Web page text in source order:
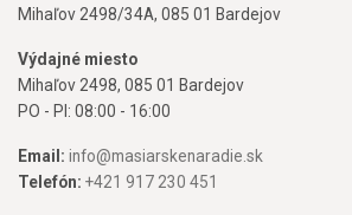
Mihaľov 2498/34A, 085 01 Bardejov
Výdajné miesto
Mihaľov 2498, 085 01 Bardejov
PO - PI: 08:00 - 16:00
Email: info@masiarskenaradie.sk
Telefón: +421 917 230 451